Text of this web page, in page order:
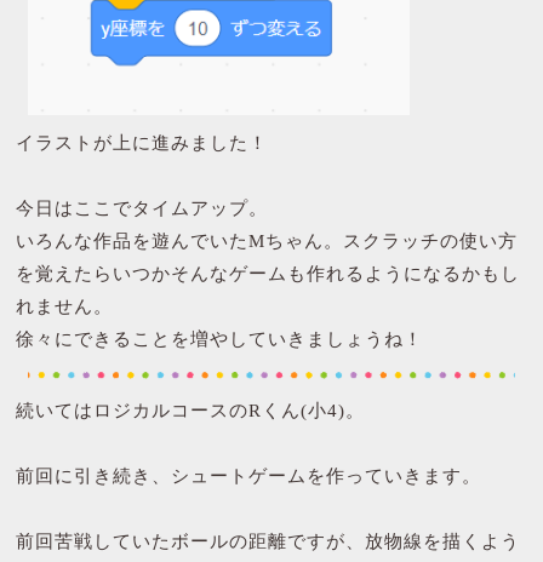
イラストが上に進みました！
今日はここでタイムアップ。
いろんな作品を遊んでいたMちゃん。スクラッチの使い方
を覚えたらいつかそんなゲームも作れるようになるかもし
れません。
徐々にできることを増やしていきましょうね！
続いてはロジカルコースのRくん(小4)。
前回に引き続き、シュートゲームを作っていきます。
前回苦戦していたボールの距離ですが、放物線を描くよう